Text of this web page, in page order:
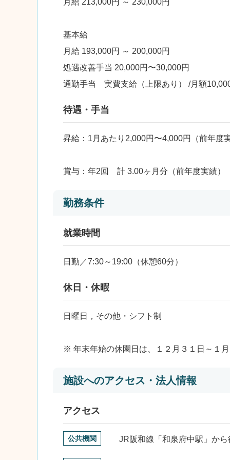
月給 213,000円 ～ 230,000円
基本給
月給 193,000円 ～ 200,000円
処遇改善手当 20,000円〜30,000円
通勤手当 実費支給（上限あり） /月額
待遇・手当
昇給：1月あたり2,000円〜4,000円（前年度実
賞与：年2回 計 3.00ヶ月分（前年度実績）
勤務条件
就業時間
日勤／7:30～19:00（休憩60分）
休日・休暇
日曜日，その他・シフト制
※ 年末年始の休園日は、１２月３１日～１月
施設へのアクセス・法人情報
アクセス
公共機関 JR阪和線「和泉府中駅」から